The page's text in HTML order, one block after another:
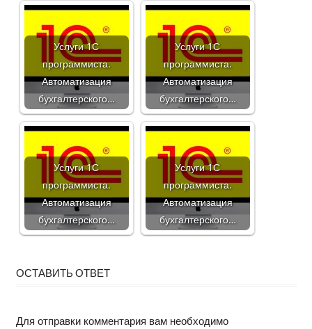
Услуги 1С
программиста.
Автоматизация
бухгалтерского…
Услуги 1С
программиста.
Автоматизация
бухгалтерского…
Услуги 1С
программиста.
Автоматизация
бухгалтерского…
Услуги 1С
программиста.
Автоматизация
бухгалтерского…
ОСТАВИТЬ ОТВЕТ
Для отправки комментария вам необходимо